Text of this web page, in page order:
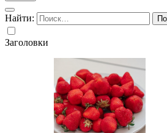
Найти:
Заголовки